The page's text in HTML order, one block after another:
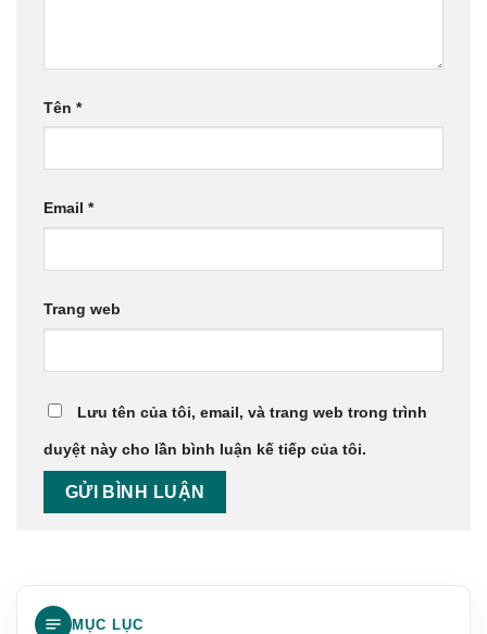
Tên *
Email *
Trang web
Lưu tên của tôi, email, và trang web trong trình
duyệt này cho lần bình luận kế tiếp của tôi.
MỤC LỤC
Thi Công Nội Thất Phòng Ngủ Là Gì?